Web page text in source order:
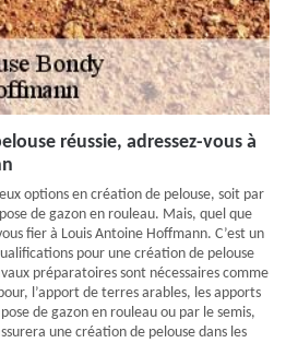
réussie, adressez-vous à
options en création de pelouse, soit par
de gazon en rouleau. Mais, quel que
fier à Louis Antoine Hoffmann. C’est un
pour une création de pelouse
préparatoires sont nécessaires comme
l’apport de terres arables, les apports
de gazon en rouleau ou par le semis,
une création de pelouse dans les